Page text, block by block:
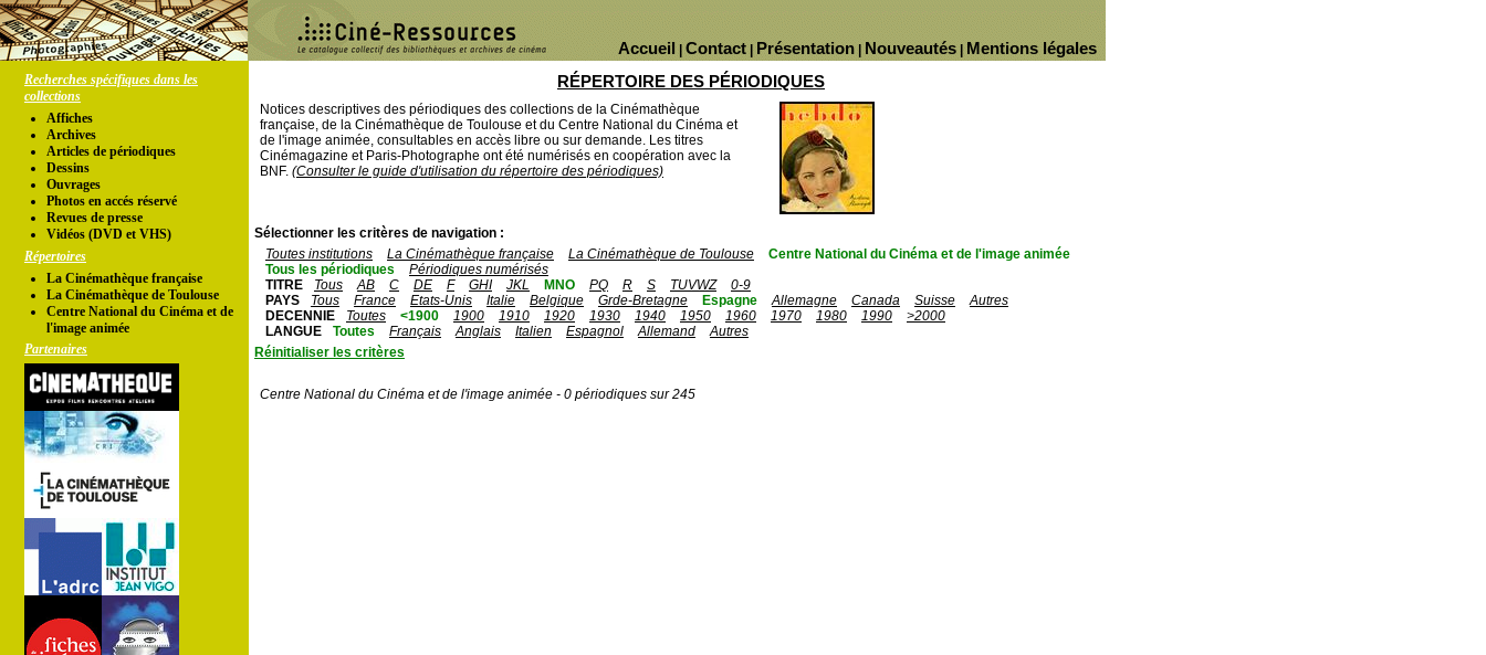
Mentions légales
Nouveautés
Présentation
Contact
Accueil
Recherches spécifiques dans les
collections
Affiches
Archives
Articles de périodiques
Dessins
Ouvrages
Photos en accés réservé
Revues de presse
Vidéos (DVD et VHS)
Répertoires
La Cinémathèque française
La Cinémathèque de Toulouse
Centre National du Cinéma et de
l'image animée
Partenaires
RÉPERTOIRE DES PÉRIODIQUES
Notices descriptives des périodiques des collections de la Cinémathèque
française, de la Cinémathèque de Toulouse et du Centre National du Cinéma et
de l'image animée, consultables en accès libre ou sur demande. Les titres
Cinémagazine et Paris-Photographe ont été numérisés en coopération avec la
BNF. (Consulter le guide d'utilisation du répertoire des périodiques)
Sélectionner les critères de navigation :
Toutes institutions
La Cinémathèque française La Cinémathèque de Toulouse
Centre National du Cinéma et de l'image animée
Tous les périodiques
Périodiques numérisés
TITRE
Tous AB C DE F GHI JKL MNO PQ R S TUVWZ
0-9
PAYS
Tous France Etats-Unis Italie Belgique Grde-Bretagne Espagne Allemagne Canada Suisse
Autres
DECENNIE
Toutes <1900 1900 1910 1920 1930 1940 1950 1960 1970 1980 1990
>2000
LANGUE
Toutes Français Anglais Italien Espagnol Allemand
Autres
Réinitialiser les critères
Centre National du Cinéma et de l'image animée - 0 périodiques sur 245